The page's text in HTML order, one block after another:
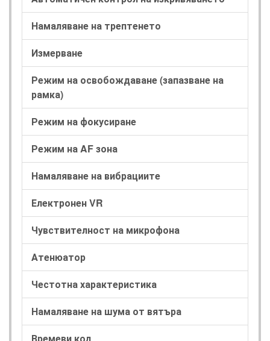
Намаляване на трептенето
Измерване
Режим на освобождаване (запазване на
рамка)
Режим на фокусиране
Режим на AF зона
Намаляване на вибрациите
Електронен VR
Чувствителност на микрофона
Атенюатор
Честотна характеристика
Намаляване на шума от вятъра
Времеви код